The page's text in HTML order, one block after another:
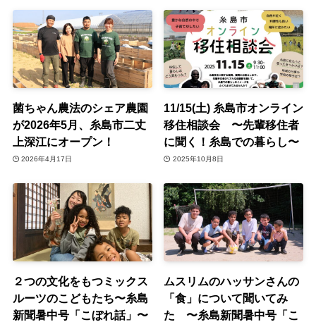
菌ちゃん農法のシェア農園
が2026年5月、糸島市二丈
上深江にオープン！
2026年4月17日
11/15(土) 糸島市オンライン
移住相談会 〜先輩移住者
に聞く！糸島での暮らし〜
2025年10月8日
２つの文化をもつミックス
ルーツのこどもたち〜糸島
新聞暑中号「こぼれ話」〜
ムスリムのハッサンさんの
「食」について聞いてみ
た 〜糸島新聞暑中号「こ